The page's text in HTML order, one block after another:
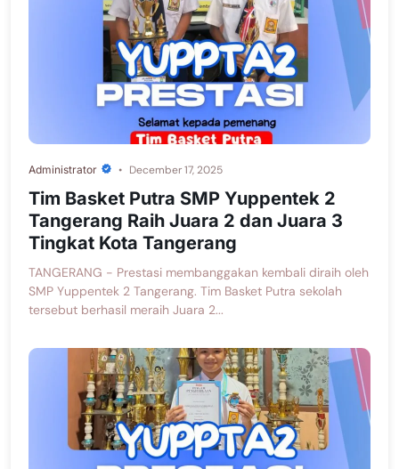
Administrator December 17, 2025
Tim Basket Putra SMP Yuppentek 2
Tangerang Raih Juara 2 dan Juara 3
Tingkat Kota Tangerang
TANGERANG - Prestasi membanggakan kembali diraih oleh
SMP Yuppentek 2 Tangerang. Tim Basket Putra sekolah
tersebut berhasil meraih Juara 2...